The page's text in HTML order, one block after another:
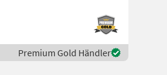
Premium Gold Händler